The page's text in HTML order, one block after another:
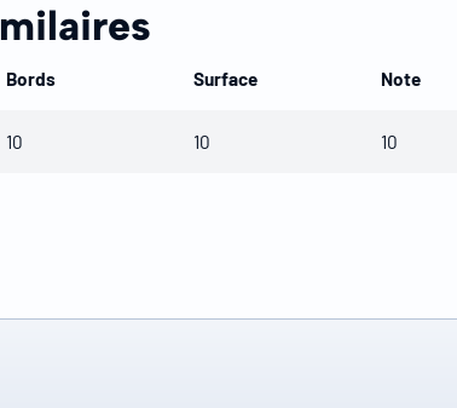
Bords Surface Note
10 10 10